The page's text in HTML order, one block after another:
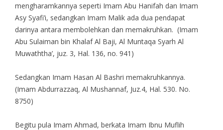
mengharamkannya seperti Imam Abu Hanifah dan Imam
Asy Syafi’i, sedangkan Imam Malik ada dua pendapat
darinya antara membolehkan dan memakruhkan. (Imam
Abu Sulaiman bin Khalaf Al Baji, Al Muntaqa Syarh Al
Muwaththa’, juz. 3, Hal. 136, no. 941)
Sedangkan Imam Hasan Al Bashri memakruhkannya.
(Imam Abdurrazzaq, Al Mushannaf, Juz.4, Hal. 530. No.
8750)
Begitu pula Imam Ahmad, berkata Imam Ibnu Muflih